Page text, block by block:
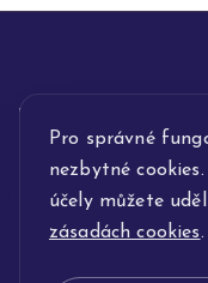
Pro správné
nezbytné
účely můžete
zásadách cookies.
INFORMACE
POPIS SLUŽEB